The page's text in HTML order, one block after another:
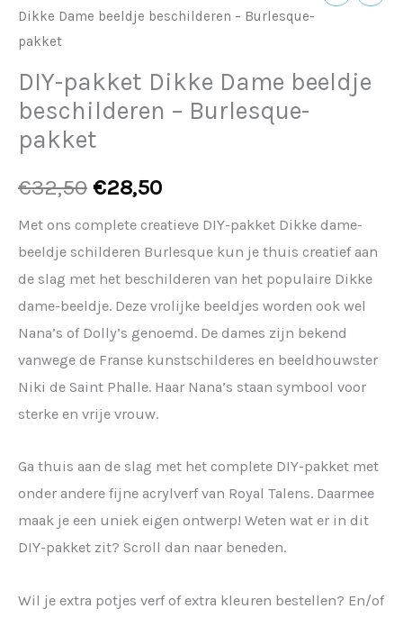
Dikke Dame beeldje beschilderen – Burlesque-
pakket
DIY-pakket Dikke Dame beeldje
beschilderen – Burlesque-
pakket
€32,50 €28,50
Met ons complete creatieve DIY-pakket Dikke dame-
beeldje schilderen Burlesque kun je thuis creatief aan
de slag met het beschilderen van het populaire Dikke
dame-beeldje. Deze vrolijke beeldjes worden ook wel
Nana’s of Dolly’s genoemd. De dames zijn bekend
vanwege de Franse kunstschilderes en beeldhouwster
Niki de Saint Phalle. Haar Nana’s staan symbool voor
sterke en vrije vrouw.
Ga thuis aan de slag met het complete DIY-pakket met
onder andere fijne acrylverf van Royal Talens. Daarmee
maak je een uniek eigen ontwerp! Weten wat er in dit
DIY-pakket zit? Scroll dan naar beneden.
Wil je extra potjes verf of extra kleuren bestellen? En/of